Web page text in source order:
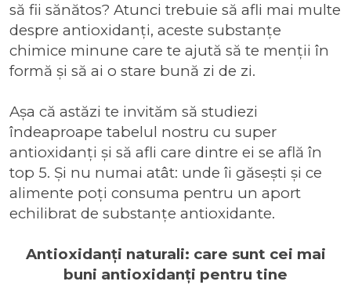
să fii sănătos? Atunci trebuie să afli mai multe
despre antioxidanți, aceste substanțe
chimice minune care te ajută să te menții în
formă și să ai o stare bună zi de zi.
Așa că astăzi te invităm să studiezi
îndeaproape tabelul nostru cu super
antioxidanți și să afli care dintre ei se află în
top 5. Și nu numai atât: unde îi găsești și ce
alimente poți consuma pentru un aport
echilibrat de substanțe antioxidante.
Antioxidanți naturali: care sunt cei mai
buni antioxidanți pentru tine